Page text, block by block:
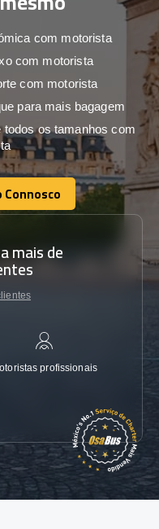
com motorista
com motorista
com motorista
para mais bagagem
os tamanhos com
mais de
profissionais